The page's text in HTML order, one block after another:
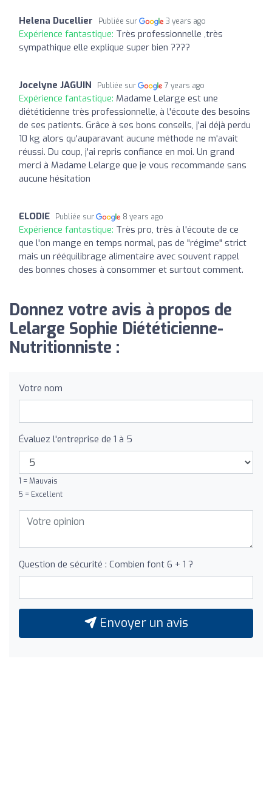
Helena Ducellier Publiée sur 3 years ago
Expérience fantastique: Très professionnelle ,très
sympathique elle explique super bien ????
Jocelyne JAGUIN Publiée sur 7 years ago
Expérience fantastique: Madame Lelarge est une
diététicienne très professionnelle, à l'écoute des besoins
de ses patients. Grâce à ses bons conseils, j'ai déjà perdu
10 kg alors qu'auparavant aucune méthode ne m'avait
réussi. Du coup, j'ai repris confiance en moi. Un grand
merci à Madame Lelarge que je vous recommande sans
aucune hésitation
ELODIE Publiée sur 8 years ago
Expérience fantastique: Très pro, très à l'écoute de ce
que l'on mange en temps normal, pas de "régime" strict
mais un rééquilibrage alimentaire avec souvent rappel
des bonnes choses à consommer et surtout comment.
Donnez votre avis à propos de
Lelarge Sophie Diététicienne-
Nutritionniste :
Votre nom
Évaluez l'entreprise de 1 à 5
1 = Mauvais
5 = Excellent
Question de sécurité : Combien font 6 + 1 ?
Envoyer un avis